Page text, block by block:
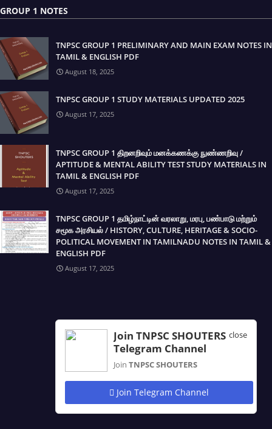
GROUP 1 NOTES
TNPSC GROUP 1 PRELIMINARY AND MAIN EXAM NOTES IN
TAMIL & ENGLISH PDF
August 18, 2025
TNPSC GROUP 1 STUDY MATERIALS UPDATED 2025
August 17, 2025
TNPSC GROUP 1 திறனறிவும் மனக்கணக்கு நுண்ணறிவு /
APTITUDE & MENTAL ABILITY TEST STUDY MATERIALS IN
TAMIL & ENGLISH PDF
August 17, 2025
TNPSC GROUP 1 தமிழ்நாட்டின் வரலாறு, மரபு, பண்பாடு மற்றும்
சமூக அரசியல் / HISTORY, CULTURE, HERITAGE & SOCIO-
POLITICAL MOVEMENT IN TAMILNADU NOTES IN TAMIL &
ENGLISH PDF
August 17, 2025
close
Join TNPSC SHOUTERS
Telegram Channel
Join TNPSC SHOUTERS
Join Telegram Channel